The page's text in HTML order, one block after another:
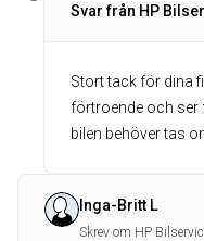
Svar från HP
Stort tack för dina
förtroende och ser
bilen behöver tas
Inga-Britt L
Skrev om HP